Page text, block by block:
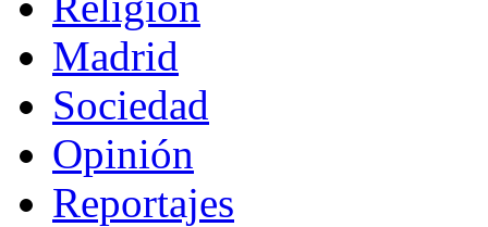
Madrid
Sociedad
Opinión
Reportajes